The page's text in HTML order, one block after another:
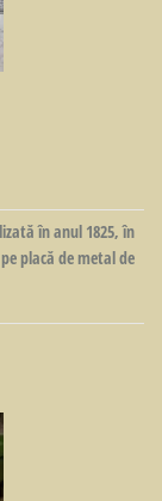
în anul 1825, în
placă de metal de